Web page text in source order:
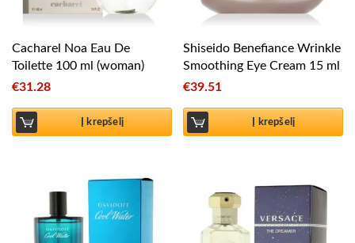
Cacharel Noa Eau De
Toilette 100 ml (woman)
€31.28
Į krepšelį
Shiseido Benefiance Wrinkle
Smoothing Eye Cream 15 ml
€39.51
Į krepšelį